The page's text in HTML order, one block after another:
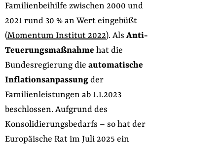
Familienbeihilfe zwischen 2000 und
2021 rund 30 % an Wert eingebüßt
(Momentum Institut 2022). AlsAnti-
Teuerungsmaßnahme hat die
Bundesregierung die automatische
Inflationsanpassung der
Familienleistungen ab 1.1.2023
beschlossen. Aufgrund des
Konsolidierungsbedarfs – so hat der
Europäische Rat im Juli 2025 ein